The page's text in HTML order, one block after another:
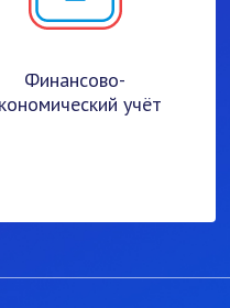
Финансово-
учёт